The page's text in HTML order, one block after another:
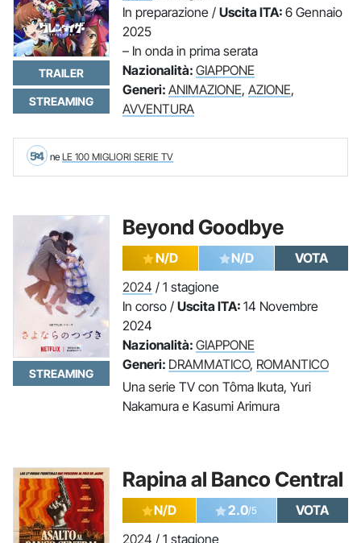
TRAILER
STREAMING
In preparazione / Uscita ITA: 6 Gennaio
2025
– In onda in prima serata
Nazionalità: GIAPPONE
Generi: ANIMAZIONE, AZIONE,
AVVENTURA
54 ne LE 100 MIGLIORI SERIE TV
Beyond Goodbye
STREAMING
N/D N/D
VOTA
2024 / 1 stagione
In corso / Uscita ITA: 14 Novembre
2024
Nazionalità: GIAPPONE
Generi: DRAMMATICO, ROMANTICO
Una serie TV con Tôma Ikuta, Yuri
Nakamura e Kasumi Arimura
Rapina al Banco Central
N/D 2.0/5
VOTA
2024 / 1 stagione